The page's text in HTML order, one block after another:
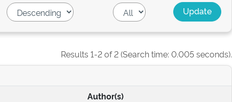
Results 1-2 of 2 (Search time: 0.005 seconds).
Author(s)